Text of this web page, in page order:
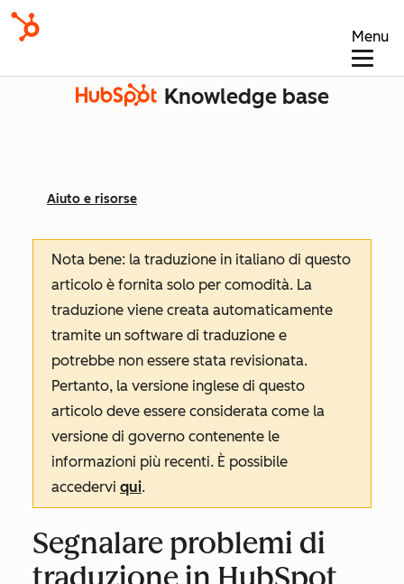
Menu
Knowledge base
Aiuto e risorse
Nota bene: la traduzione in italiano di questo
articolo è fornita solo per comodità. La
traduzione viene creata automaticamente
tramite un software di traduzione e
potrebbe non essere stata revisionata.
Pertanto, la versione inglese di questo
articolo deve essere considerata come la
versione di governo contenente le
informazioni più recenti. È possibile
accedervi qui.
Segnalare problemi di